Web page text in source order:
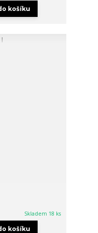
košíku
Skladem 18 ks
košíku